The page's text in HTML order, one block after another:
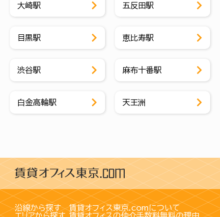
大崎駅 五反田駅
目黒駅 恵比寿駅
渋谷駅 麻布十番駅
白金高輪駅 天王洲
沿線から探す
エリアから探す
賃貸オフィス東京.comについて
賃貸オフィスの仲介手数料無料の理由